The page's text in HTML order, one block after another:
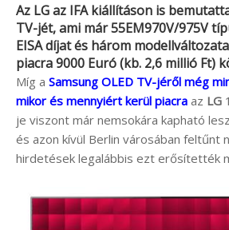
Az LGaz IFAkiállításon is
TV-jét, ami már55EM970V/975V
EISA díjat és három
piacra 9000 Euró (kb. 2,6 millió Ft)
Míg a Samsung OLED TV-jéről még
mikor és mennyiért kerül piacra az LG
je viszont már nemsokára kapható
és azon kívül Berlin városában feltűnt
hirdetések legalábbis ezt erősítették